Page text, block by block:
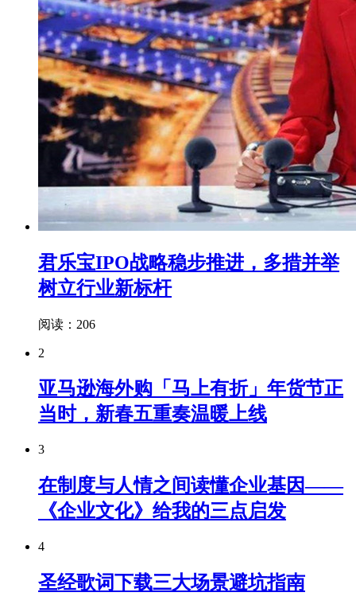
君乐宝IPO战略稳步推进，多措并举
树立行业新标杆
阅读：206
2
亚马逊海外购「马上有折」年货节正
当时，新春五重奏温暖上线
3
在制度与人情之间读懂企业基因——
《企业文化》给我的三点启发
4
圣经歌词下载三大场景避坑指南